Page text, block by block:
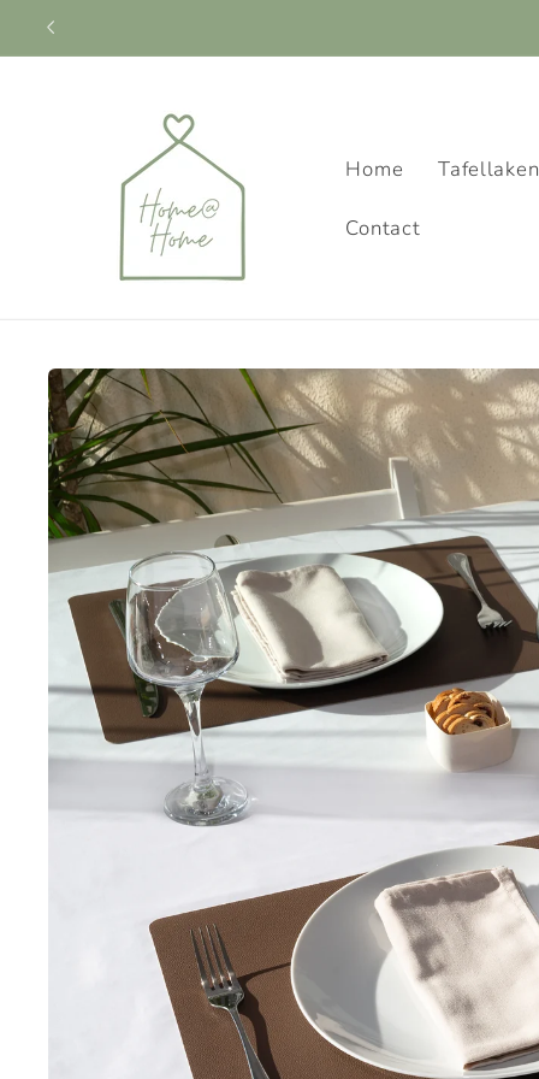
naar de
content
Home
Contact
Ga direct naar
productinformatie